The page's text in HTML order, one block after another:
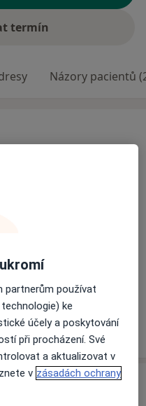
termín
Názory pacientů
partnerům používat
ke
účely a poskytování
při procházení. Své
a aktualizovat v
v zásadách ochrany